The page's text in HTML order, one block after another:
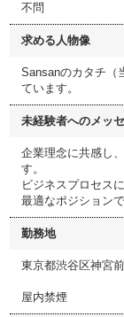
不問
求める人物像
Sansanのカタチ（
ています。
未経験者へのメッ
企業理念に共感し
す。
ビジネスプロセス
最適なポジションで
勤務地
東京都渋谷区神宮
屋内禁煙